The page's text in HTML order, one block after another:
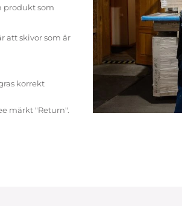
produkt som
att skivor som är
korrekt
märkt "Return".